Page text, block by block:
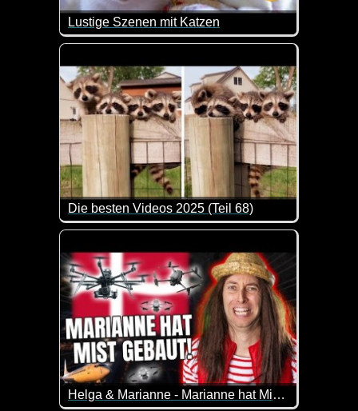
Lustige Szenen mit Katzen
Mal wieder ein lustiges Katzen-Video. Die
Die besten Videos 2025 (Teil 68)
Eine tolle Zusammenstellung von lustigen
Helga & Marianne - Marianne hat Mist gebaut